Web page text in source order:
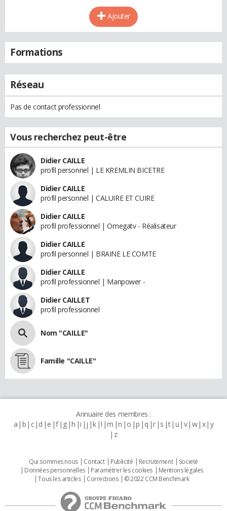
Ajouter
Formations
Réseau
Pas de contact professionnel
Vous recherchez peut-être
Didier CAILLE
profil personnel | LE KREMLIN BICETRE
Didier CAILLE
profil personnel | CALUIRE ET CUIRE
Didier CAILLE
profil professionnel | Omegatv - Réalisateur
Didier CAILLE
profil personnel | BRAINE LE COMTE
Didier CAILLE
profil professionnel | Manpower -
Didier CAILLET
profil professionnel
Nom "CAILLE"
Famille "CAILLE"
Annuaire des membres :
a b c d e f g h i j k l m n o p q r s t u v w x y
z
Qui sommes nous Contact Publicité Recrutement
Societé
Données personnelles
Paramétrer les cookies
Mentions légales
Tous les articles
Corrections © 2022 CCM Benchmark